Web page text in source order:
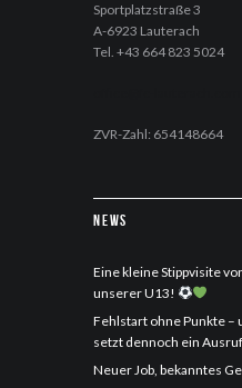
Sportplatzstraße 3
A-6923 Lauterach
Tel. +43 664 823 5024
ZVR-Zahl: 654148664
News
Eine kleine Stippvisite
unserer U13!
Fehlstart ohne Punkte –
setzt dennoch ein
Neuer Job, bekanntes